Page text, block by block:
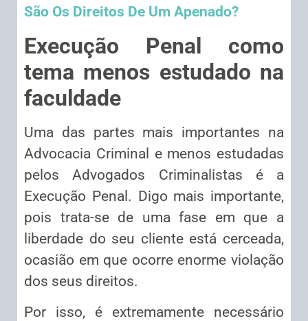
São Os Direitos De Um Apenado?
Execução Penal como
tema menos estudado na
faculdade
Uma das partes mais importantes na
Advocacia Criminal e menos estudadas
pelos Advogados Criminalistas é a
Execução Penal. Digo mais importante,
pois trata-se de uma fase em que a
liberdade do seu cliente está cerceada,
ocasião em que ocorre enorme violação
dos seus direitos.
Por isso, é extremamente necessário